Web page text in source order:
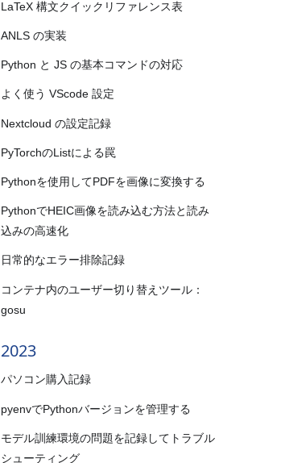
LaTeX 構文クイックリファレンス表
ANLS の実装
Python と JS の基本コマンドの対応
よく使う VScode 設定
Nextcloud の設定記録
PyTorchのListによる罠
Pythonを使用してPDFを画像に変換する
PythonでHEIC画像を読み込む方法と読み
込みの高速化
日常的なエラー排除記録
コンテナ内のユーザー切り替えツール：
gosu
2023
パソコン購入記録
pyenvでPythonバージョンを管理する
モデル訓練環境の問題を記録してトラブル
シューティング